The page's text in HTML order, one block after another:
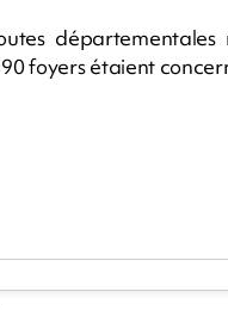
foyers étaient